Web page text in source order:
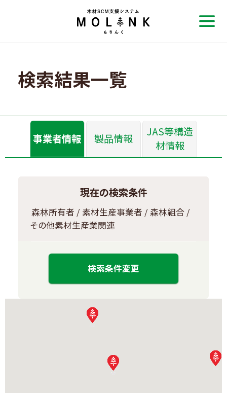
検索結果一覧
事業者情報 製品情報
JAS等構造
材情報
現在の検索条件
森林所有者 / 素材生産事業者 / 森林組合 /
その他素材生産業関連
検索条件変更